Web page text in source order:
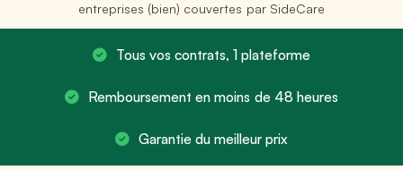
entreprises (bien) couvertes par SideCare
Tous vos contrats, 1 plateforme
Remboursement en moins de 48 heures
Garantie du meilleur prix